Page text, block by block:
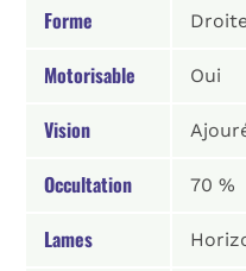
Forme
Motorisable Oui
Vision
Occultation 70 %
Lames